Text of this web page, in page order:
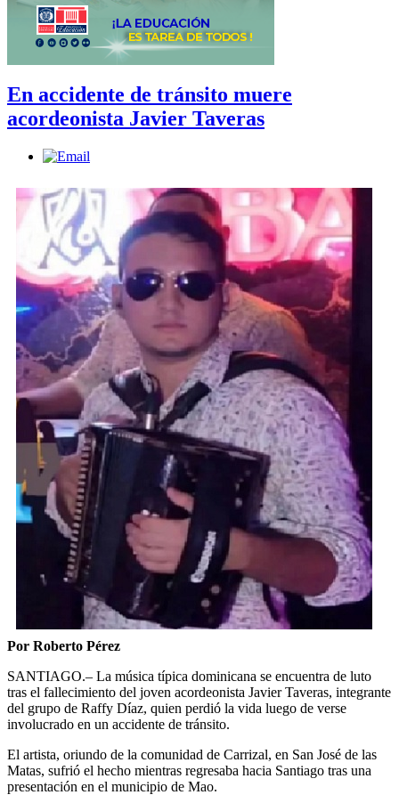
En accidente de tránsito muere
acordeonista Javier Taveras
Por Roberto Pérez
SANTIAGO.– La música típica dominicana se encuentra de luto
tras el fallecimiento del joven acordeonista Javier Taveras, integrante
del grupo de Raffy Díaz, quien perdió la vida luego de verse
involucrado en un accidente de tránsito.
El artista, oriundo de la comunidad de Carrizal, en San José de las
Matas, sufrió el hecho mientras regresaba hacia Santiago tras una
presentación en el municipio de Mao.